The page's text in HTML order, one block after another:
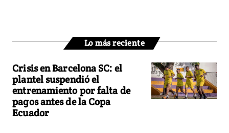
Lo más reciente
Crisis en Barcelona SC: el
plantel suspendió el
entrenamiento por falta de
pagos antes de la Copa
Ecuador